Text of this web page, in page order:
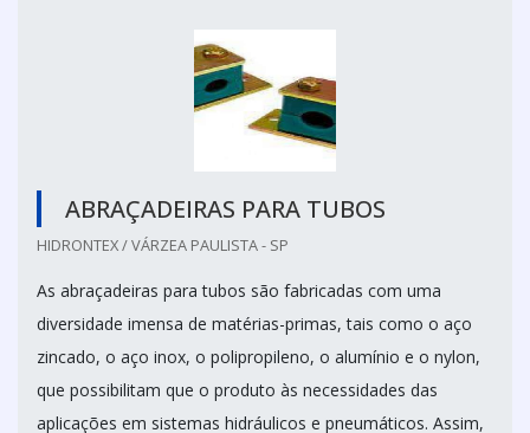
ABRAÇADEIRAS PARA TUBOS
HIDRONTEX / VÁRZEA PAULISTA - SP
As abraçadeiras para tubos são fabricadas com uma
diversidade imensa de matérias-primas, tais como o aço
zincado, o aço inox, o polipropileno, o alumínio e o nylon,
que possibilitam que o produto às necessidades das
aplicações em sistemas hidráulicos e pneumáticos. Assim,